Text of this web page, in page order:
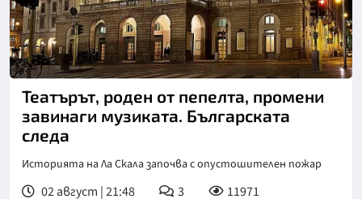
Театърът, роден от пепелта, промени
завинаги музиката. Българската
следа
Историята на Ла Скала започва с опустошителен пожар
02 август | 21:48 3 11971